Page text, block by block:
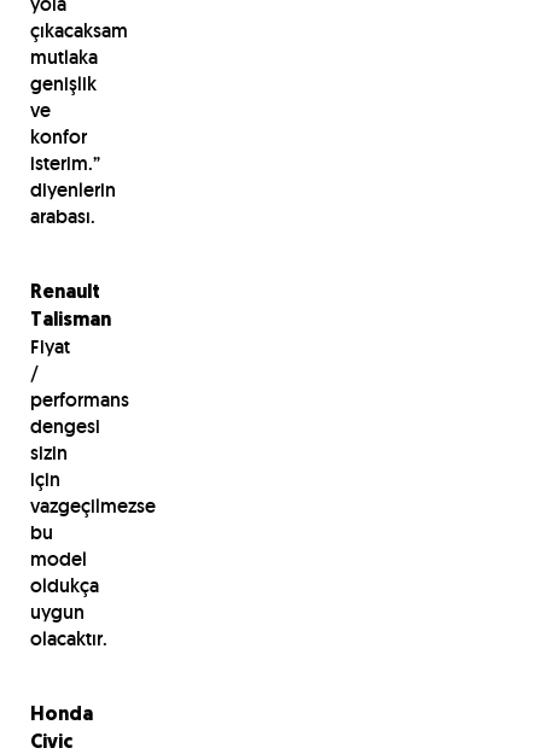
çıkacaksam
mutlaka
genişlik
ve
konfor
isterim.”
diyenlerin
arabası.
Renault
Talisman
Fiyat
/
performans
dengesi
sizin
için
vazgeçilmezse
bu
model
oldukça
uygun
olacaktır.
Honda
Civic